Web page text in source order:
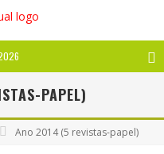
2026
PAPEL)
Ano 2014 (5 revistas-papel)